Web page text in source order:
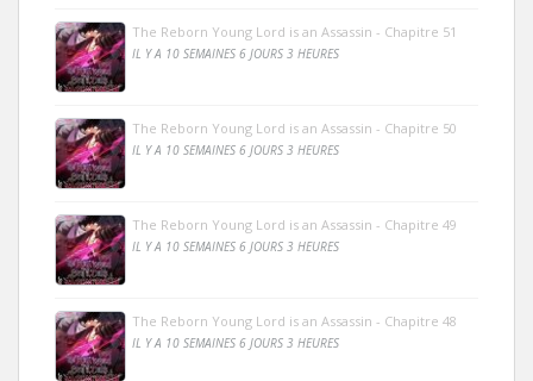
The Reborn Young Lord is an Assassin - Chapitre 51
IL Y A 10 SEMAINES 6 JOURS 3 HEURES
The Reborn Young Lord is an Assassin - Chapitre 50
IL Y A 10 SEMAINES 6 JOURS 3 HEURES
The Reborn Young Lord is an Assassin - Chapitre 49
IL Y A 10 SEMAINES 6 JOURS 3 HEURES
The Reborn Young Lord is an Assassin - Chapitre 48
IL Y A 10 SEMAINES 6 JOURS 3 HEURES